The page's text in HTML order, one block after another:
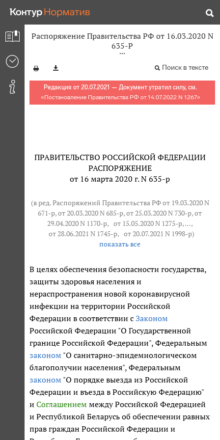
Распоряжение Правительства РФ от 16.03.2020 N
635-Р
Поиск в тексте
Редакция от 20.07.2021 — Документ утратил силу, см.
«Постановление Правительства РФ от 14.07.2022 N 1267»
ПРАВИТЕЛЬСТВО РОССИЙСКОЙ ФЕДЕРАЦИИ
РАСПОРЯЖЕНИЕ
от 16 марта 2020 г. N 635-р
(в ред. Распоряжений Правительства РФ от 19.03.2020 N
671-р, от 20.03.2020 N 685-р, от 25.03.2020 N 730-р, от
29.04.2020 N 1170-р, от 15.05.2020 N 1275-р, … ,
от 28.06.2021 N 1745-р, от 20.07.2021 N 1998-р)
показать все
В целях обеспечения безопасности государства,
защиты здоровья населения и
нераспространения новой коронавирусной
инфекции на территории Российской
Федерации в соответствии с Законом
Российской Федерации "О Государственной
границе Российской Федерации", Федеральным
законом "О санитарно-эпидемиологическом
благополучии населения", Федеральным
законом "О порядке выезда из Российской
Федерации и въезда в Российскую Федерацию"
и Соглашением между Российской Федерацией
и Республикой Беларусь об обеспечении равных
прав граждан Российской Федерации и